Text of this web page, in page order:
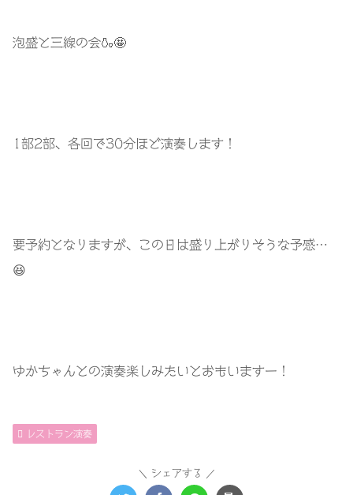
泡盛と三線の会🍶🤩
1部2部、各回で30分ほど演奏します！
要予約となりますが、この日は盛り上がりそうな予感…
😆
ゆかちゃんとの演奏楽しみたいとおもいますー！
レストラン演奏
シェアする